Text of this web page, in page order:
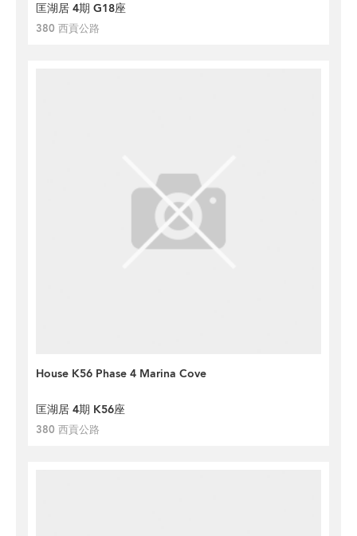
匡湖居 4期 G18座
380 西貢公路
House K56 Phase 4 Marina Cove
匡湖居 4期 K56座
380 西貢公路